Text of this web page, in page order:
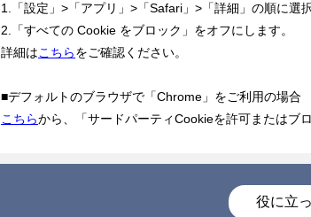
1.「設定」>「アプリ」>「Safari」>「詳細」の順に選択
2.「すべての Cookie をブロック」をオフにします。
詳細はこちらをご確認ください。
こちらから、「サードパーティCookieを許可またはブ
役に立